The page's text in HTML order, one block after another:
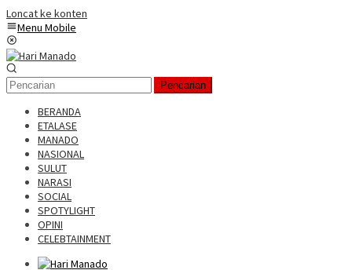
Loncat ke konten
Menu Mobile
Pencarian
BERANDA
ETALASE
MANADO
NASIONAL
SULUT
NARASI
SOCIAL
SPOTYLIGHT
OPINI
CELEBTAINMENT